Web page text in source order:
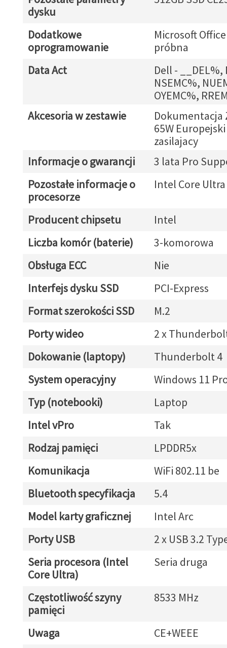
dysku
Dodatkowe
oprogramowanie
Microsoft
próbna
Data Act
Dell - __DEL%,
NSEMC%,
OYEMC%,
Akcesoria w zestawie
Dokumentacja
65W
zasilajacy
Informacje o gwarancji
3 lata Pro
Pozostałe informacje o
procesorze
Intel Core Ultra
Producent chipsetu
Intel
Liczba komór (baterie)
3-komorowa
Obsługa ECC
Nie
Interfejs dysku SSD
PCI-Express
Format szerokości SSD
M.2
Porty wideo
2 x
Dokowanie (laptopy)
Thunderbolt 4
System operacyjny
Windows 11
Typ (notebooki)
Laptop
Intel vPro
Tak
Rodzaj pamięci
LPDDR5x
Komunikacja
WiFi 802.11 be
Bluetooth specyfikacja
5.4
Model karty graficznej
Intel Arc
Porty USB
2 x USB 3.2
Seria procesora (Intel
Core Ultra)
Seria druga
Częstotliwość szyny
pamięci
8533 MHz
Uwaga
CE+WEEE